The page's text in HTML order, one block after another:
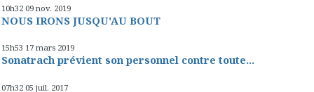
10h32 09 nov. 2019
NOUS IRONS JUSQU'AU BOUT
15h53 17 mars 2019
Sonatrach prévient son personnel contre toute...
07h32 05 juil. 2017